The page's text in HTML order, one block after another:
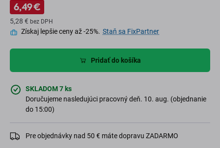
6,49 €
5,28 € bez DPH
Získaj lepšie ceny až -25%. Staň sa FixPartner
Pridať do košíka
SKLADOM 7 ks
Doručujeme nasledujúci pracovný deň. 10. aug. (objednanie
do 15:00)
Pre objednávky nad 50 € máte dopravu ZADARMO